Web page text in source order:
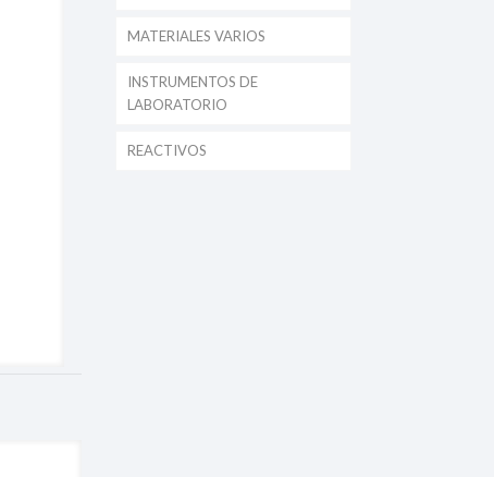
MATERIALES VARIOS
INSTRUMENTOS DE
LABORATORIO
REACTIVOS